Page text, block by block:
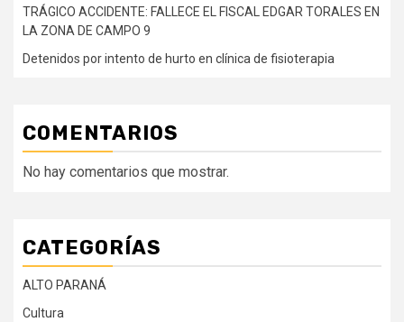
TRÁGICO ACCIDENTE: FALLECE EL FISCAL EDGAR TORALES EN
LA ZONA DE CAMPO 9
Detenidos por intento de hurto en clínica de fisioterapia
COMENTARIOS
No hay comentarios que mostrar.
CATEGORÍAS
ALTO PARANÁ
Cultura